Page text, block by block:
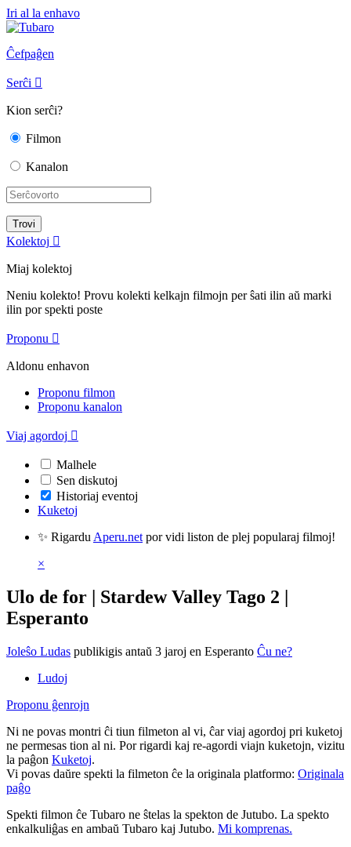
Iri al la enhavo
Ĉefpaĝen
Serĉi 
Kion serĉi?
Filmon
Kanalon
Kolektoj 
Miaj kolektoj
Neniu kolekto! Provu kolekti kelkajn filmojn per ŝati ilin aŭ marki
ilin por spekti poste
Proponu 
Aldonu enhavon
Proponu filmon
Proponu kanalon
Viaj agordoj 
Malhele
Sen diskutoj
Historiaj eventoj
Kuketoj
✨ Rigardu Aperu.net por vidi liston de plej popularaj filmoj!
×
Ulo de for | Stardew Valley Tago 2 |
Esperanto
Joleŝo Ludas publikigis antaŭ 3 jaroj en Esperanto Ĉu ne?
Ludoj
Proponu ĝenrojn
Ni ne povas montri ĉi tiun filmeton al vi, ĉar viaj agordoj pri kuketoj
ne permesas tion al ni. Por rigardi kaj re-agordi viajn kuketojn, vizitu
la paĝon Kuketoj.
Vi povas daŭre spekti la filmeton ĉe la originala platformo: Originala
paĝo
Spekti filmon ĉe Tubaro ne ŝtelas la spekton de Jutubo. La spekto
enkalkuliĝas en ambaŭ Tubaro kaj Jutubo. Mi komprenas.